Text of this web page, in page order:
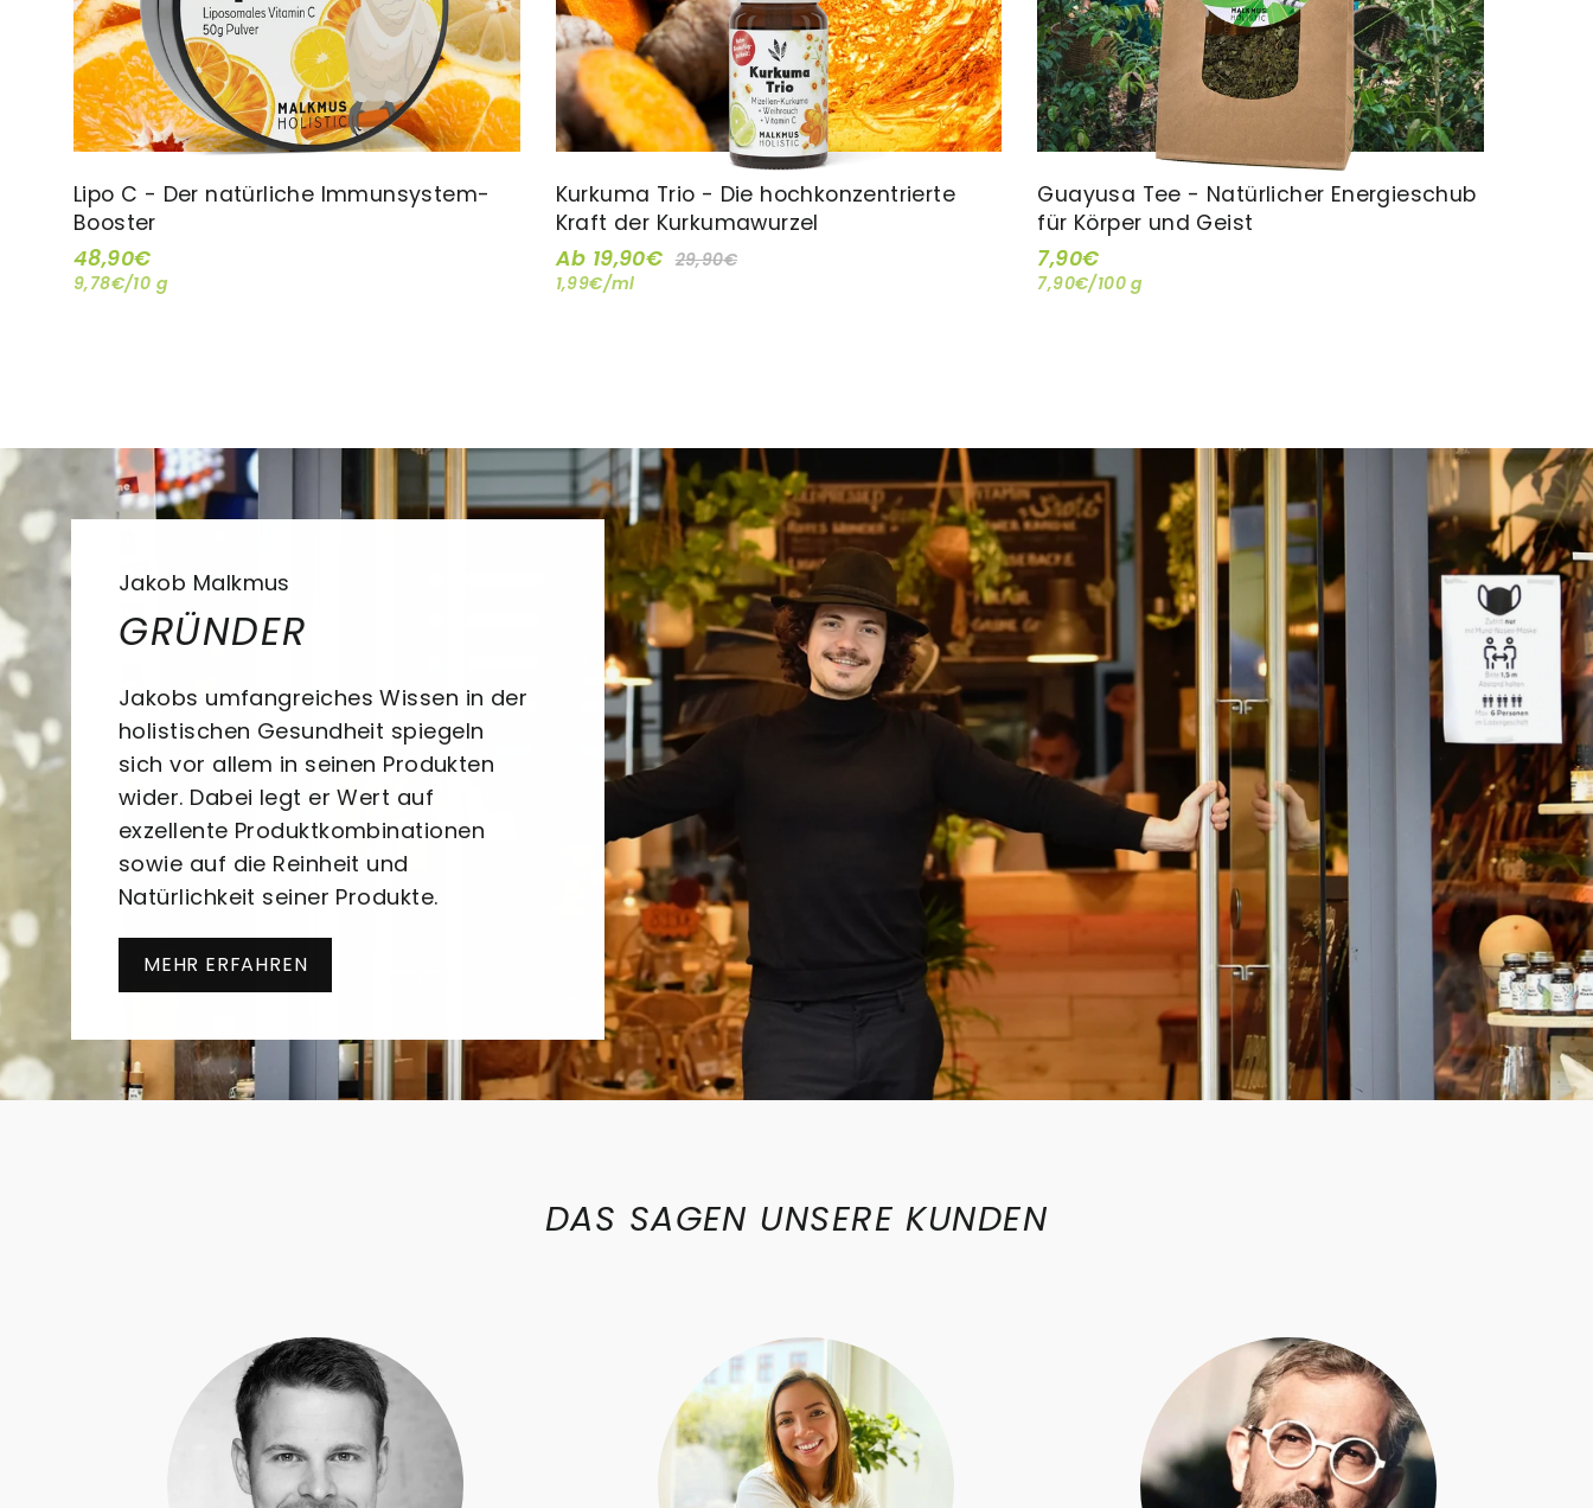
Lipo C - Der natürliche Immunsystem-
Booster
48,90€
9,78€/10 g
Kurkuma Trio - Die hochkonzentrierte
Kraft der Kurkumawurzel
Ab 19,90€ Normaler
29,90€
1,99€/ml
Guayusa Tee - Natürlicher Energieschub
für Körper und Geist
7,90€
7,90€/100 g
Jakob Malkmus
GRÜNDER
Jakobs umfangreiches Wissen in der
holistischen Gesundheit spiegeln
sich vor allem in seinen Produkten
wider. Dabei legt er Wert auf
exzellente Produktkombinationen
sowie auf die Reinheit und
Natürlichkeit seiner Produkte.
MEHR ERFAHREN
DAS SAGEN UNSERE KUNDEN